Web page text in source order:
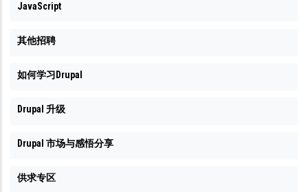
JavaScript
其他招聘
如何学习Drupal
Drupal 升级
Drupal 市场与感悟分享
供求专区